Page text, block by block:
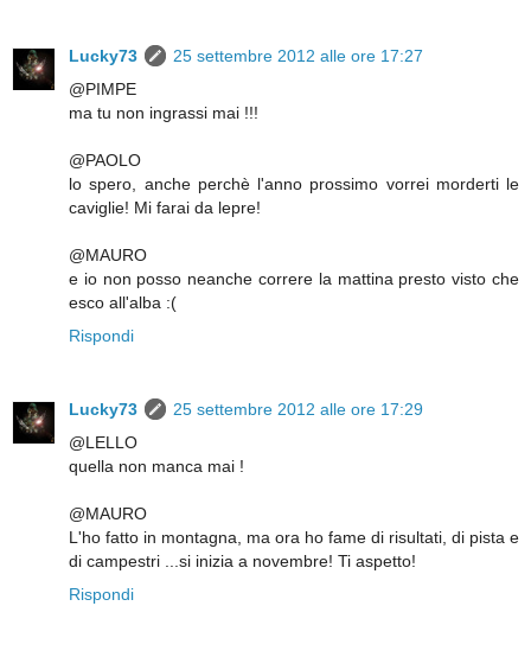
Lucky73
25 settembre 2012 alle ore 17:27
@PIMPE
ma tu non ingrassi mai !!!
@PAOLO
lo spero, anche perchè l'anno prossimo vorrei morderti le
caviglie! Mi farai da lepre!
@MAURO
e io non posso neanche correre la mattina presto visto che
esco all'alba :(
Rispondi
Lucky73
25 settembre 2012 alle ore 17:29
@LELLO
quella non manca mai !
@MAURO
L'ho fatto in montagna, ma ora ho fame di risultati, di pista e
di campestri ...si inizia a novembre! Ti aspetto!
Rispondi